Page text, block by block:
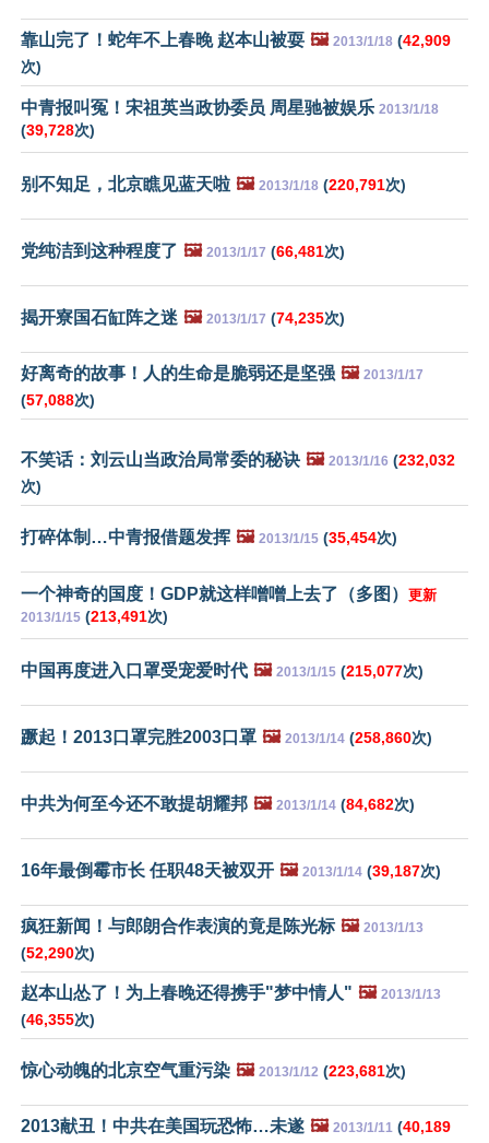
靠山完了！蛇年不上春晚 赵本山被耍 🖼️ 2013/1/18 (42,909
次)
中青报叫冤！宋祖英当政协委员 周星驰被娱乐 2013/1/18
(39,728次)
别不知足，北京瞧见蓝天啦 🖼️ 2013/1/18 (220,791次)
党纯洁到这种程度了 🖼️ 2013/1/17 (66,481次)
揭开寮国石缸阵之迷 🖼️ 2013/1/17 (74,235次)
好离奇的故事！人的生命是脆弱还是坚强 🖼️ 2013/1/17
(57,088次)
不笑话：刘云山当政治局常委的秘诀 🖼️ 2013/1/16 (232,032
次)
打碎体制…中青报借题发挥 🖼️ 2013/1/15 (35,454次)
一个神奇的国度！GDP就这样噌噌上去了（多图） 更新
2013/1/15 (213,491次)
中国再度进入口罩受宠爱时代 🖼️ 2013/1/15 (215,077次)
蹶起！2013口罩完胜2003口罩 🖼️ 2013/1/14 (258,860次)
中共为何至今还不敢提胡耀邦 🖼️ 2013/1/14 (84,682次)
16年最倒霉市长 任职48天被双开 🖼️ 2013/1/14 (39,187次)
疯狂新闻！与郎朗合作表演的竟是陈光标 🖼️ 2013/1/13
(52,290次)
赵本山怂了！为上春晚还得携手"梦中情人" 🖼️ 2013/1/13
(46,355次)
惊心动魄的北京空气重污染 🖼️ 2013/1/12 (223,681次)
2013献丑！中共在美国玩恐怖…未遂 🖼️ 2013/1/11 (40,189